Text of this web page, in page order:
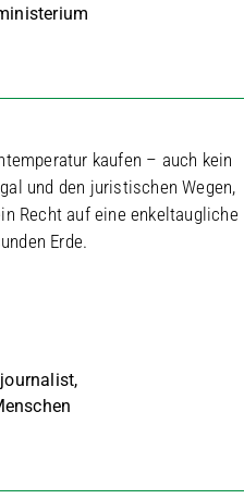
kaufen – auch kein
und den juristischen Wegen,
Recht auf eine enkeltaugliche
Erde.